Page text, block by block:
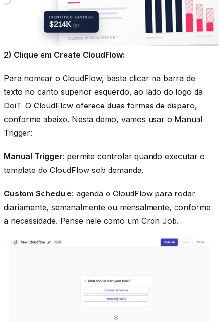
2) Clique em Create CloudFlow:
Para nomear o CloudFlow, basta clicar na barra de
texto no canto superior esquerdo, ao lado do logo da
DoiT. O CloudFlow oferece duas formas de disparo,
conforme abaixo. Nesta demo, vamos usar o Manual
Trigger:
Manual Trigger: permite controlar quando executar o
template do CloudFlow sob demanda.
Custom Schedule: agenda o CloudFlow para rodar
diariamente, semanalmente ou mensalmente, conforme
a necessidade. Pense nele como um Cron Job.